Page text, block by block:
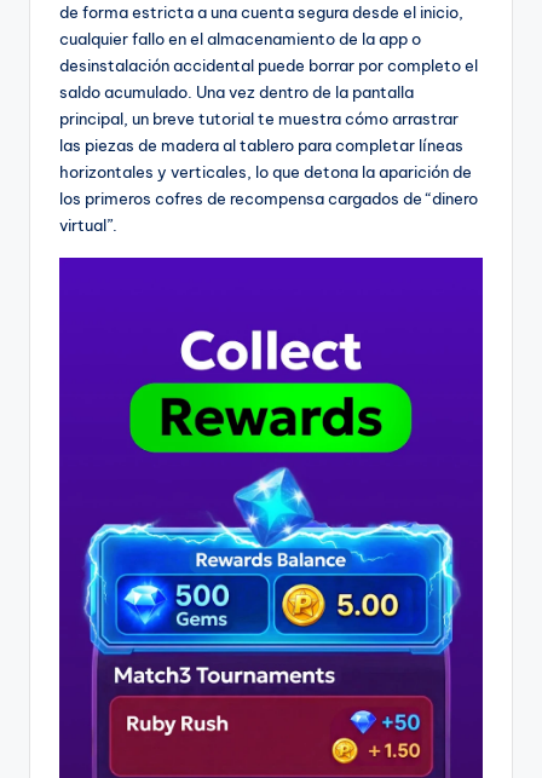
de forma estricta a una cuenta segura desde el inicio,
cualquier fallo en el almacenamiento de la app o
desinstalación accidental puede borrar por completo el
saldo acumulado. Una vez dentro de la pantalla
principal, un breve tutorial te muestra cómo arrastrar
las piezas de madera al tablero para completar líneas
horizontales y verticales, lo que detona la aparición de
los primeros cofres de recompensa cargados de “dinero
virtual”.